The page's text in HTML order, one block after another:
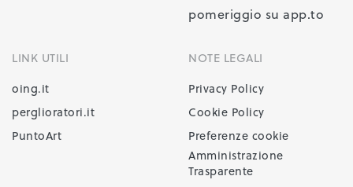
pomeriggio su app.to
LINK UTILI
oing.it
perglioratori.it
PuntoArt
NOTE LEGALI
Privacy Policy
Cookie Policy
Preferenze cookie
Amministrazione
Trasparente